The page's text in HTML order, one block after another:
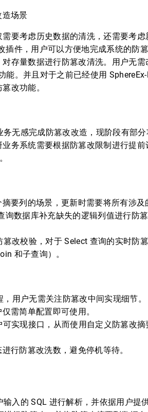
造场景
要考虑历史数据的清洗，还需要考虑
插件，用户可以方便地完成系统的防
存量数据进行防篡改清洗。用户无
能。并且对于之前已经使用
改功能。
务无感完成防篡改改造，现阶段有部
务系统需要根据防篡改限制进行提前
要列的场景，更新时需要将所有涉
询数据库补充缺失的逻辑列值进行防
改校验，对于 Select 查询的实时防
和子查询）。
用户无需关注防篡改中间实现细节。
需简单配置即可使用。
实现接口，从而使用自定义防篡改
行防篡改洗数，避免停机等待。
入的 SQL 进行解析，并依据用户提